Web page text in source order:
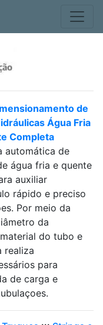
de
Água Fria
Completa
automática de
água fria e quente
auxiliar
rápido e preciso
Por meio da
da
do tubo e
realiza
para
de carga e